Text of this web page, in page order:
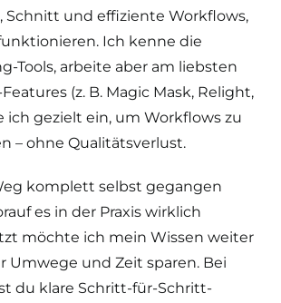
Schnitt und effiziente Workflows,
Ich kenne die
Tools, arbeite aber am liebsten
(z. B. Magic Mask, Relight,
ich gezielt ein, um Workflows zu
– ohne Qualitätsverlust.
komplett selbst gegangen
es in der Praxis wirklich
möchte ich mein Wissen weiter
Umwege und Zeit sparen. Bei
du klare Schritt-für-Schritt-